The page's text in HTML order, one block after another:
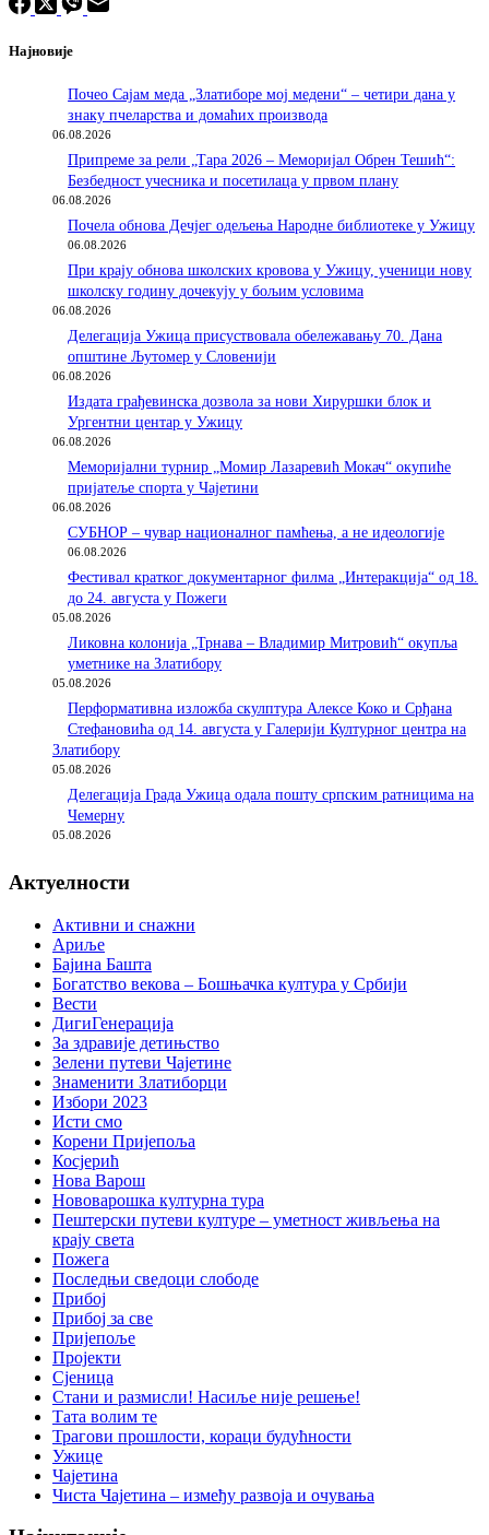
Најновије
Почео Сајам меда „Златиборе мој медени“ – четири дана у
знаку пчеларства и домаћих производа
06.08.2026
Припреме за рели „Тара 2026 – Меморијал Обрен Тешић“:
Безбедност учесника и посетилаца у првом плану
06.08.2026
Почела обнова Дечјег одељења Народне библиотеке у Ужицу
06.08.2026
При крају обнова школских кровова у Ужицу, ученици нову
школску годину дочекују у бољим условима
06.08.2026
Делегација Ужица присуствовала обележавању 70. Дана
општине Љутомер у Словенији
06.08.2026
Издата грађевинска дозвола за нови Хируршки блок и
Ургентни центар у Ужицу
06.08.2026
Меморијални турнир „Момир Лазаревић Мокач“ окупиће
пријатеље спорта у Чајетини
06.08.2026
СУБНОР – чувар националног памћења, а не идеологије
06.08.2026
Фестивал кратког документарног филма „Интеракција“ од 18.
до 24. августа у Пожеги
05.08.2026
Ликовна колонија „Трнава – Владимир Митровић“ окупља
уметнике на Златибору
05.08.2026
Перформативна изложба скулптура Алексе Коко и Срђана
Стефановића од 14. августа у Галерији Културног центра на
Златибору
05.08.2026
Делегација Града Ужица одала пошту српским ратницима на
Чемерну
05.08.2026
Актуелности
Активни и снажни
Ариље
Бајина Башта
Богатство векова – Бошњачка култура у Србији
Вести
ДигиГенерација
За здравије детињство
Зелени путеви Чајетине
Знаменити Златиборци
Избори 2023
Исти смо
Корени Пријепоља
Косјерић
Нова Варош
Нововарошка културна тура
Пештерски путеви културе – уметност живљења на
крају света
Пожега
Последњи сведоци слободе
Прибој
Прибој за све
Пријепоље
Пројекти
Сјеница
Стани и размисли! Насиље није решење!
Тата волим те
Трагови прошлости, кораци будућности
Ужице
Чајетина
Чиста Чајетина – између развоја и очувања